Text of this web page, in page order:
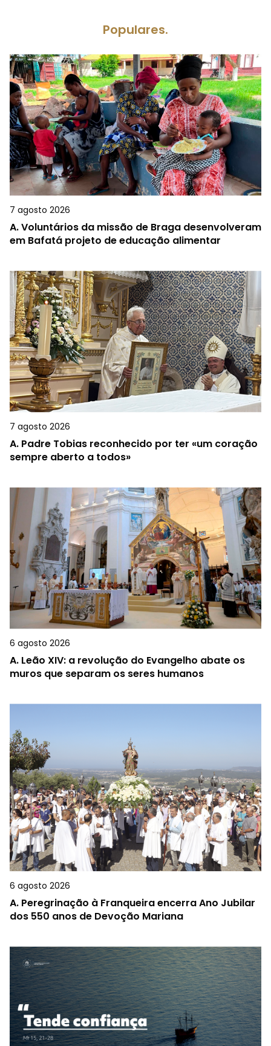
Populares.
7 agosto 2026
A.Voluntários da missão de Braga desenvolveram
em Bafatá projeto de educação alimentar
7 agosto 2026
A. Padre Tobias reconhecido por ter «um coração
sempre aberto a todos»
6 agosto 2026
A. Leão XIV: a revolução do Evangelho abate os
muros que separam os seres humanos
6 agosto 2026
A. Peregrinação à Franqueira encerra Ano Jubilar
dos 550 anos de Devoção Mariana